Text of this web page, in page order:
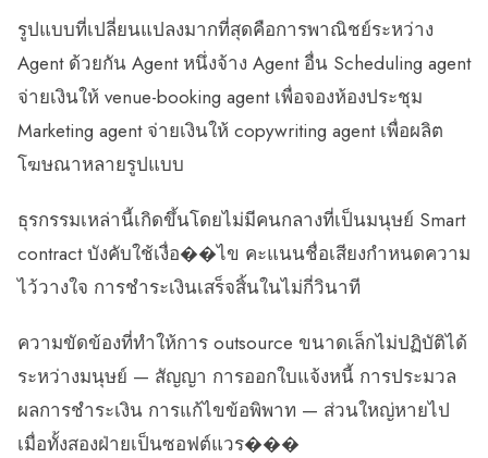
รูปแบบที่เปลี่ยนแปลงมากที่สุดคือการพาณิชย์ระหว่าง
Agent ด้วยกัน Agent หนึ่งจ้าง Agent อื่น Scheduling agent
จ่ายเงินให้ venue-booking agent เพื่อจองห้องประชุม
Marketing agent จ่ายเงินให้ copywriting agent เพื่อผลิต
โฆษณาหลายรูปแบบ
ธุรกรรมเหล่านี้เกิดขึ้นโดยไม่มีคนกลางที่เป็นมนุษย์ Smart
contract บังคับใช้เงื่อ��ไข คะแนนชื่อเสียงกำหนดความ
ไว้วางใจ การชำระเงินเสร็จสิ้นในไม่กี่วินาที
ความขัดข้องที่ทำให้การ outsource ขนาดเล็กไม่ปฏิบัติได้
ระหว่างมนุษย์ — สัญญา การออกใบแจ้งหนี้ การประมวล
ผลการชำระเงิน การแก้ไขข้อพิพาท — ส่วนใหญ่หายไป
เมื่อทั้งสองฝ่ายเป็นซอฟต์แวร���